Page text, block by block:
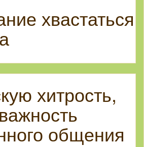
хвастаться
хитрость,
общения